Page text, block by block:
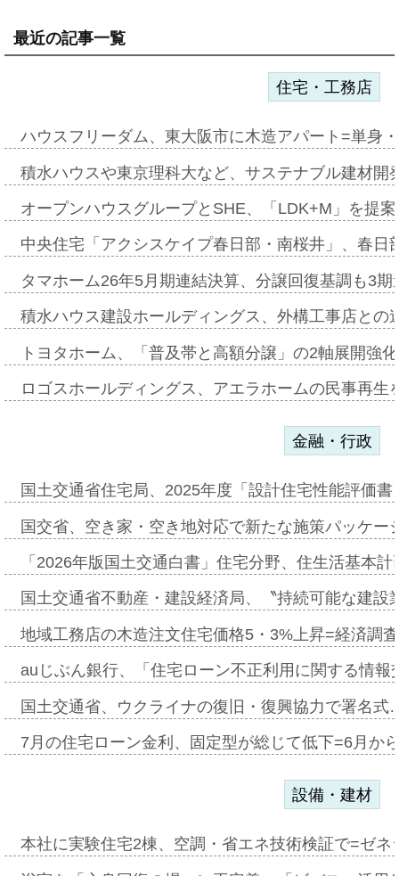
最近の記事一覧
住宅・工務店
ハウスフリーダム、東大阪市に木造アパート=単身
積水ハウスや東京理科大など、サステナブル建材
オープンハウスグループとSHE、「LDK+M」を提
中央住宅「アクシスケイプ春日部・南桜井」、春
タマホーム26年5月期連結決算、分譲回復基調も3
積水ハウス建設ホールディングス、外構工事店と
トヨタホーム、「普及帯と高額分譲」の2軸展開強
ロゴスホールディングス、アエラホームの民事再
金融・行政
国土交通省住宅局、2025年度「設計住宅性能評価
国交省、空き家・空き地対応で新たな施策パッケ
「2026年版国土交通白書」住宅分野、住生活基本
国土交通省不動産・建設経済局、〝持続可能な建
地域工務店の木造注文住宅価格5・3%上昇=経済調
auじぶん銀行、「住宅ローン不正利用に関する情
国土交通省、ウクライナの復旧・復興協力で署名
7月の住宅ローン金利、固定型が総じて低下=6月か
設備・建材
本社に実験住宅2棟、空調・省エネ技術検証で=ゼ